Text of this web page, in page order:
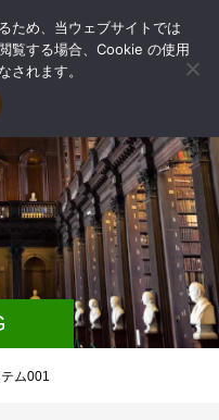
ム001
ため、当ウェブサイトでは
覧する場合、Cookie の使用
されます。